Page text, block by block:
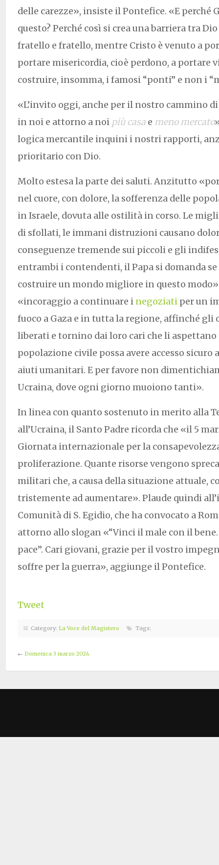
delle carezze», insiste il Pontefice. «E perché
questo? Perché così si crea una barriera tra Dio
fratello e fratello, mentre Cristo è venuto a
portare misericordia, cioè perdono, a portare
costruire, insomma, i famosi “ponti” e non i
«L’invito oggi, anche per il nostro cammino di
in noi e attorno a noi più casa e meno mercato
logica mercantile inquini i nostri rapporti,
prioritario con Dio.
Molto estesa la parte dei saluti. Anzitutto
nel cuore, con dolore, la sofferenza delle
in Israele, dovuta alle ostilità in corso. Le
di sfollati, le immani distruzioni causano
conseguenze tremende sui piccoli e gli
entrambi i contendenti, il Papa si domanda
costruire un mondo migliore in questo
«incoraggio a continuare i negoziati per un
fuoco a Gaza e in tutta la regione, affinché gli
liberati e tornino dai loro cari che li aspettano
popolazione civile possa avere accesso
aiuti umanitari. E per favore non
Ucraina, dove ogni giorno muoiono tanti».
In linea con quanto sostenuto in merito alla
all’Ucraina, il Santo Padre ricorda che «il 5
Giornata internazionale per la
proliferazione. Quante risorse vengono
militari che, a causa della situazione attuale,
tristemente ad aumentare». Plaude quindi
Comunità di S. Egidio, che ha convocato a
attorno allo slogan «“Vinci il male con il
pace”. Cari giovani, grazie per il vostro
soffre per la guerra», aggiunge il Pontefice.
Tweet
Category: La Voce del Magistero Tags:
← Domenica 3 marzo 2024